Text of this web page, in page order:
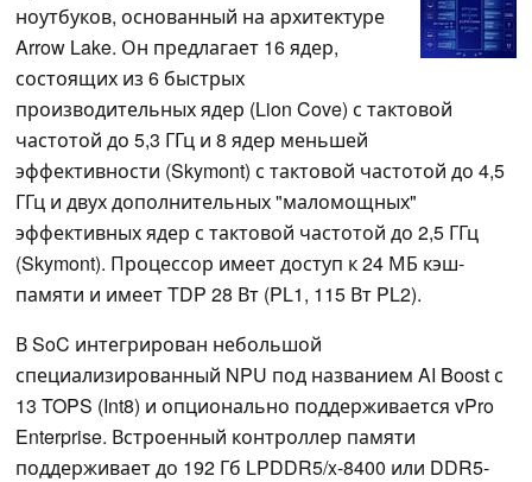
ноутбуков, основанный на архитектуре
Arrow Lake. Он предлагает 16 ядер,
состоящих из 6 быстрых
производительных ядер (Lion Cove) с тактовой
частотой до 5,3 ГГц и 8 ядер меньшей
эффективности (Skymont) с тактовой частотой до 4,5
ГГц и двух дополнительных "маломощных"
эффективных ядер с тактовой частотой до 2,5 ГГц
(Skymont). Процессор имеет доступ к 24 МБ кэш-
памяти и имеет TDP 28 Вт (PL1, 115 Вт PL2).
В SoC интегрирован небольшой
специализированный NPU под названием AI Boost с
13 TOPS (Int8) и опционально поддерживается vPro
Enterprise. Встроенный контроллер памяти
поддерживает до 192 Гб LPDDR5/x-8400 или DDR5-